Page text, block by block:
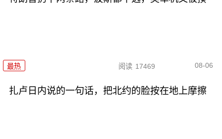
最热 阅读 17469 08-06
扎卢日内说的一句话，把北约的脸按在地上摩擦